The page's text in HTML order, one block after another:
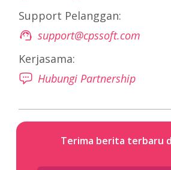
Support Pelanggan:
support@cpssoft.com
Kerjasama:
Hubungi Partnership
Terima berita terbaru